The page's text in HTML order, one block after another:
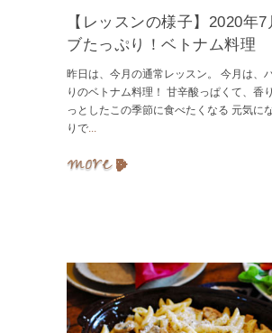
【レッスンの様子】2020年
ブたっぷり！ベトナム料理
昨日は、今月の通常レッスン。 今月は、
りのベトナム料理！ 甘辛酸っぱくて、香
っとしたこの季節に食べたくなる 元気に
りで...